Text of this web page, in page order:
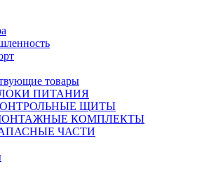
товары
ПИТАНИЯ
ЩИТЫ
КОМПЛЕКТЫ
ЧАСТИ